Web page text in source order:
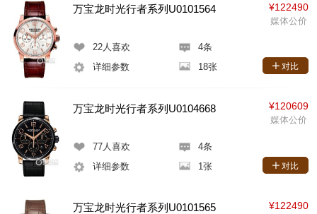
万宝龙时光行者系列U0101564
22人喜欢
4条
详细参数
18张
¥122490
媒体公价
对比
万宝龙时光行者系列U0104668
77人喜欢
4条
详细参数
1张
¥120609
媒体公价
对比
万宝龙时光行者系列U0101565 ¥122490